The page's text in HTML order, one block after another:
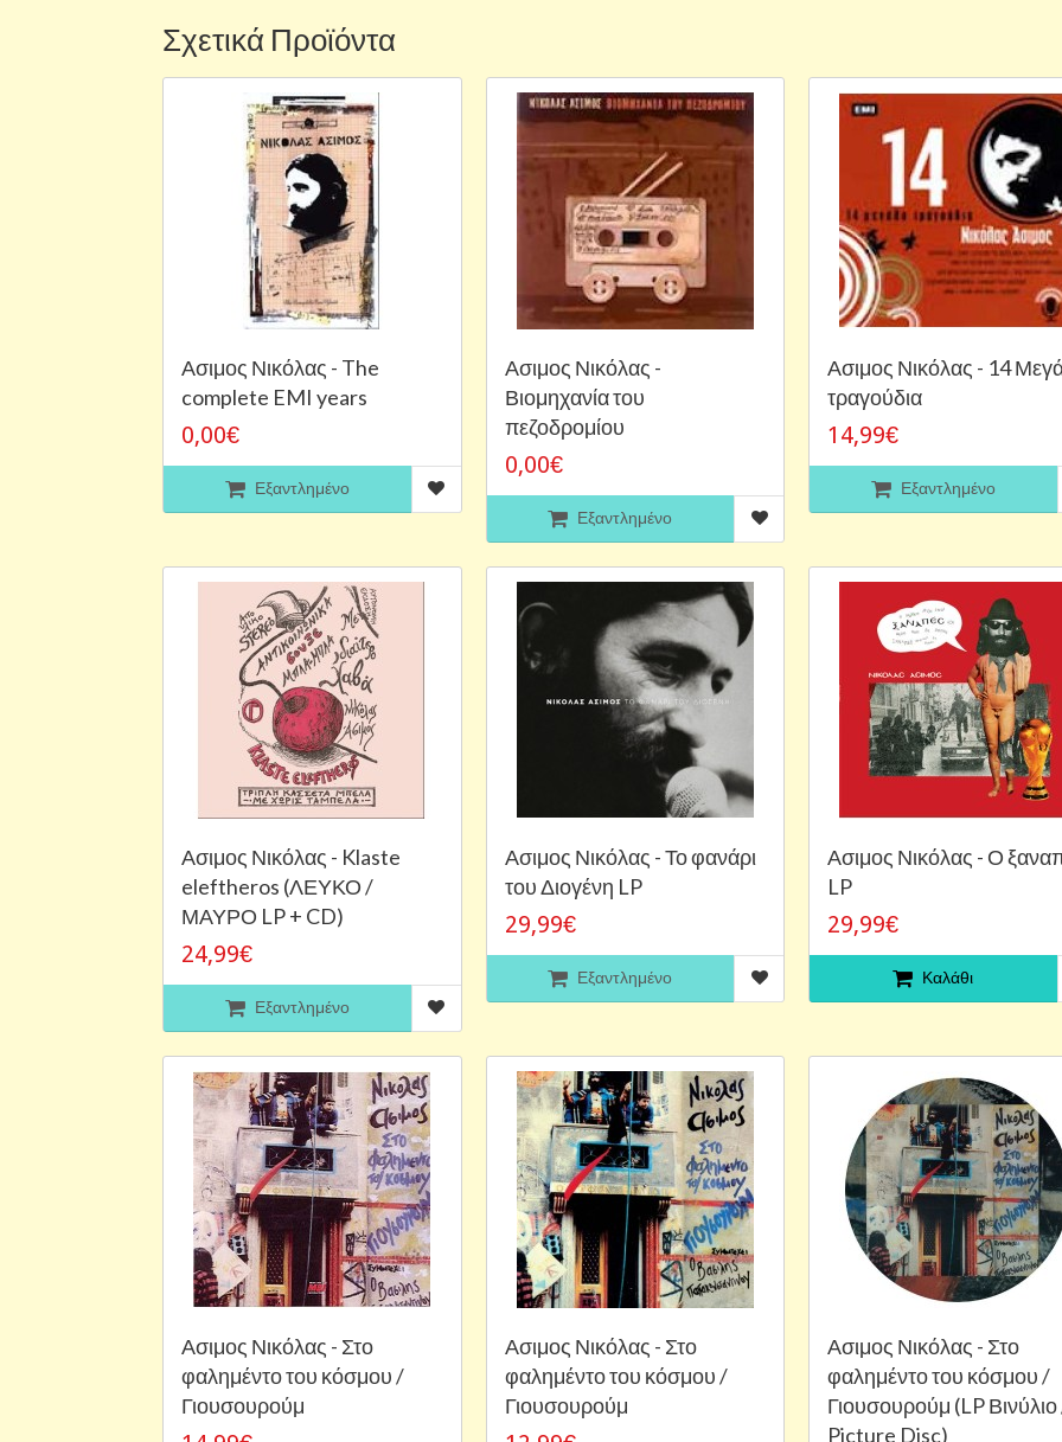
Σχετικά Προϊόντα
Ασιμος Νικόλας - The
complete EMI years
0,00€
Εξαντλημένο
Ασιμος Νικόλας -
Βιομηχανία του
πεζοδρομίου
0,00€
Εξαντλημένο
Ασιμος Νικόλας - 14
τραγούδια
14,99€
Εξαντλημένο
Ασιμος Νικόλας - Klaste
eleftheros (ΛΕΥΚΟ /
ΜΑΥΡΟ LP + CD)
24,99€
Εξαντλημένο
Ασιμος Νικόλας - Το φανάρι
του Διογένη LP
29,99€
Εξαντλημένο
Ασιμος Νικόλας - Ο
LP
29,99€
Καλάθι
Ασιμος Νικόλας - Στο
φαλημέντο του κόσμου /
Γιουσουρούμ
Ασιμος Νικόλας - Στο
φαλημέντο του κόσμου /
Γιουσουρούμ
Ασιμος Νικόλας - Στο
φαλημέντο του κόσμου /
Γιουσουρούμ (LP
Picture Disc)